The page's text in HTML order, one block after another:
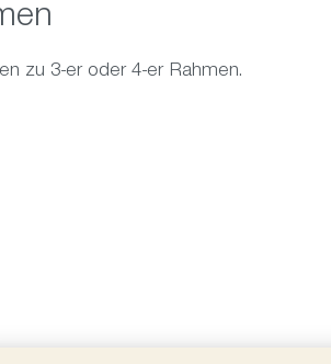
zu 3-er oder 4-er Rahmen.